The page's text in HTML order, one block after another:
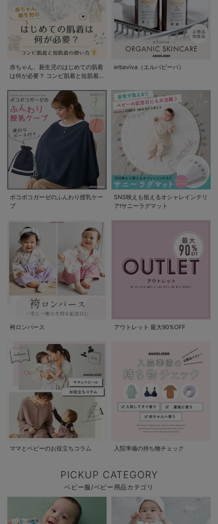
赤ちゃん、新生児のはじめての肌着
は何が必要？ コンビ肌着と短肌着
erbaviva（エルバビーバ）
ポコポコガーゼのふんわり授乳ケー
プ
SNS映えも狙えるオシャレインテリ
ア!サニーラグマット
袴ロンパース アウトレット 最大90%OFF
ママとベビーのお役立ちコラム 入院準備の持ち物チェック
PICKUP CATEGORY
ベビー服/ベビー用品カテゴリ